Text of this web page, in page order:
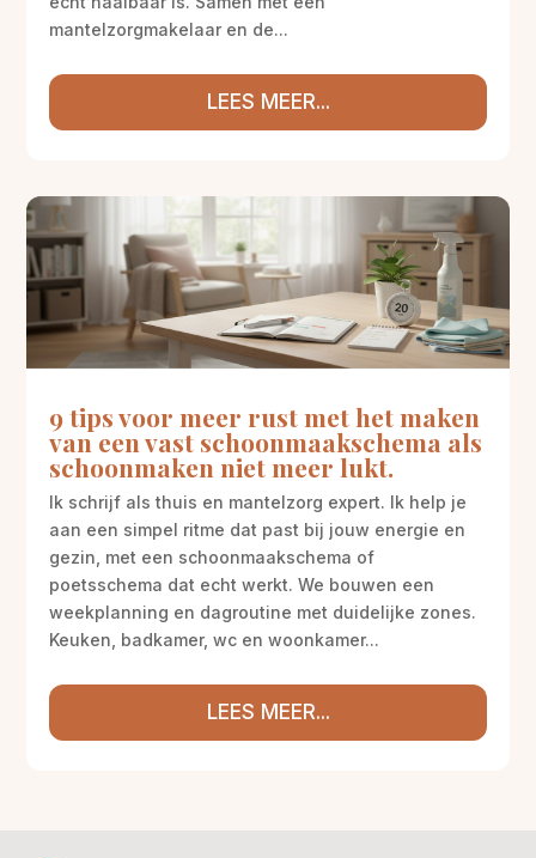
mantelzorgmakelaar en de...
LEES MEER...
9 tips voor meer rust met het maken
van een vast schoonmaakschema als
schoonmaken niet meer lukt.
Ik schrijf als thuis en mantelzorg expert. Ik help je
aan een simpel ritme dat past bij jouw energie en
gezin, met een schoonmaakschema of
poetsschema dat echt werkt. We bouwen een
weekplanning en dagroutine met duidelijke zones.
Keuken, badkamer, wc en woonkamer...
LEES MEER...